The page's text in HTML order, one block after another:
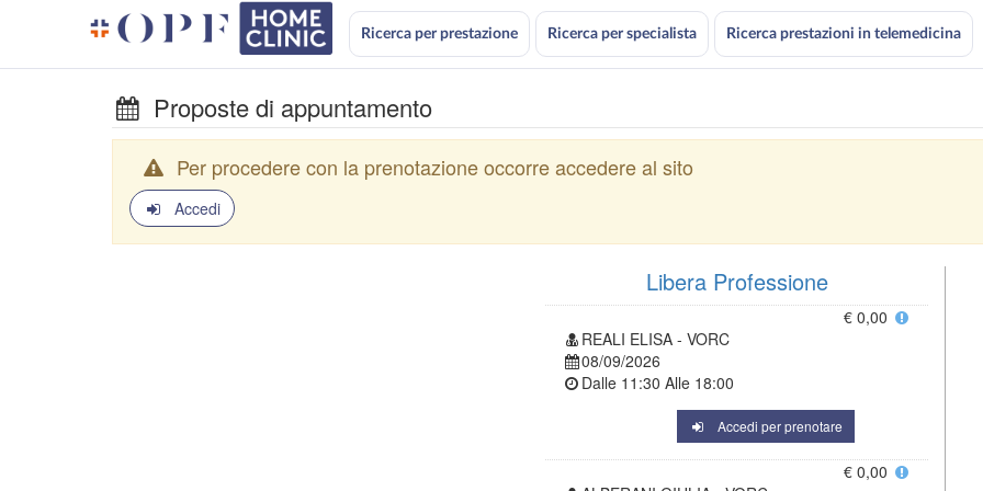
Ricerca per prestazione Ricerca per specialista Ricerca prestazioni in telemedicina
Proposte di appuntamento
Per procedere con la prenotazione occorre accedere al sito
Accedi
Libera Professione
€ 0,00
REALI ELISA - VORC
08/09/2026
Dalle 11:30 Alle 18:00
Accedi per prenotare
€ 0,00